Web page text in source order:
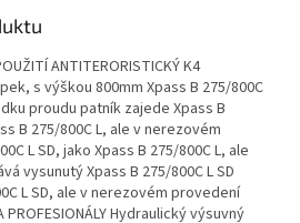
ANTITERORISTICKÝ K4
s výškou 800mm Xpass B 275/800C
proudu patník zajede Xpass B
B 275/800C L, ale v nerezovém
L SD, jako Xpass B 275/800C L, ale
vysunutý Xpass B 275/800C L SD
L SD, ale v nerezovém provedení
PROFESIONÁLY Hydraulický výsuvný